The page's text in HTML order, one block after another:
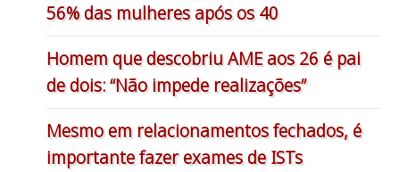
56% das mulheres após os 40
Homem que descobriu AME aos 26 é pai
de dois: “Não impede realizações”
Mesmo em relacionamentos fechados, é
importante fazer exames de ISTs